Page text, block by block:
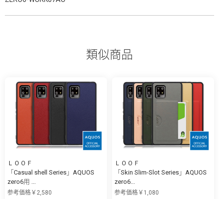
類似商品
ＬＯＯＦ
「Casual shell Series」AQUOS
zero6用 ...
参考価格￥2,580
ＬＯＯＦ
「Skin Slim-Slot Series」AQUOS
zero6...
参考価格￥1,080